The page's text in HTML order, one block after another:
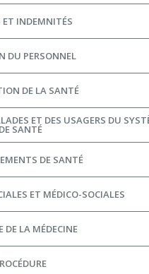
ET INDEMNITÉS
DU PERSONNEL
DE LA SANTÉ
ET DES USAGERS DU
DE SANTÉ
DE SANTÉ
ET MÉDICO-SOCIALES
DE LA MÉDECINE